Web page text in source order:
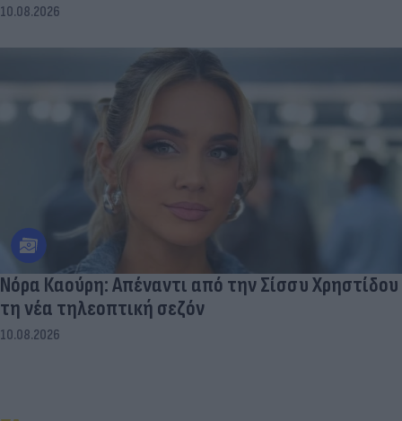
10.08.2026
Νόρα Καούρη: Απέναντι από την Σίσσυ Χρηστίδου
τη νέα τηλεοπτική σεζόν
10.08.2026